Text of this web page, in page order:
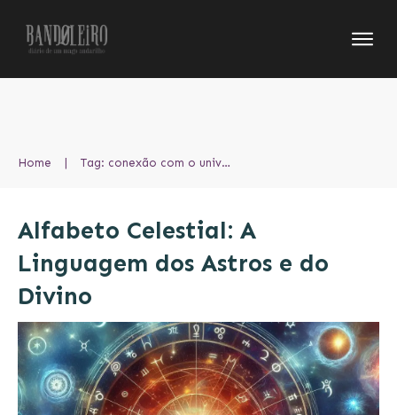
Home | Tag: conexão com o universo
Alfabeto Celestial: A
Linguagem dos Astros e do
Divino